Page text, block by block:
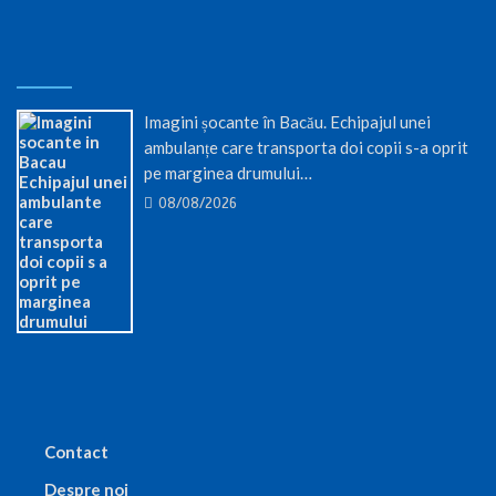
Imagini șocante în Bacău. Echipajul unei
ambulanțe care transporta doi copii s-a oprit
pe marginea drumului…
08/08/2026
Contact
Despre noi